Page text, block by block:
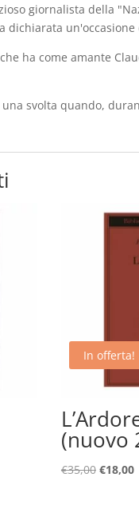
giornalista della
dichiarata un'occasione
ha come amante
una svolta quando,
In offerta!
(nuovo
€35,00 Il
€18,00Il